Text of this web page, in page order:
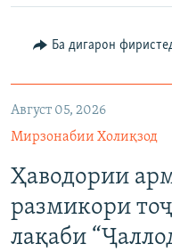
Ба дигарон
Август 05, 2026
Мирзонабии Холиқзод
Ҳаводории
размикори
лақаби